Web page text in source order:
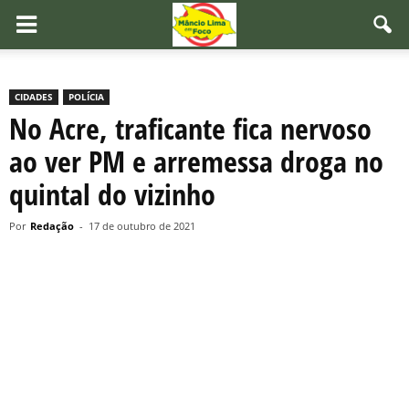
CIDADES POLÍCIA
No Acre, traficante fica nervoso
ao ver PM e arremessa droga no
quintal do vizinho
Por Redação - 17 de outubro de 2021